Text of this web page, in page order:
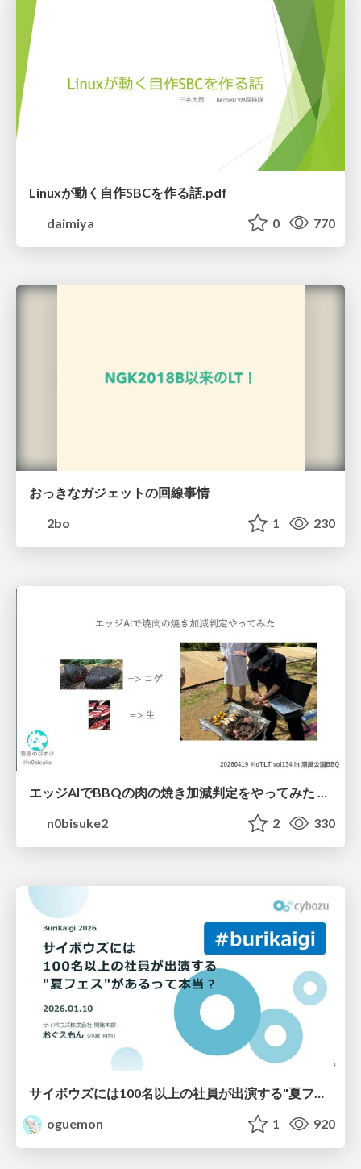
Linuxが動く自作SBCを作る話.pdf
daimiya
0 770
おっきなガジェットの回線事情
2bo
1 230
エッジAIでBBQの肉の焼き加減判定をやってみた #iotlt #seeed
n0bisuke2
2 330
oguemon
1 920